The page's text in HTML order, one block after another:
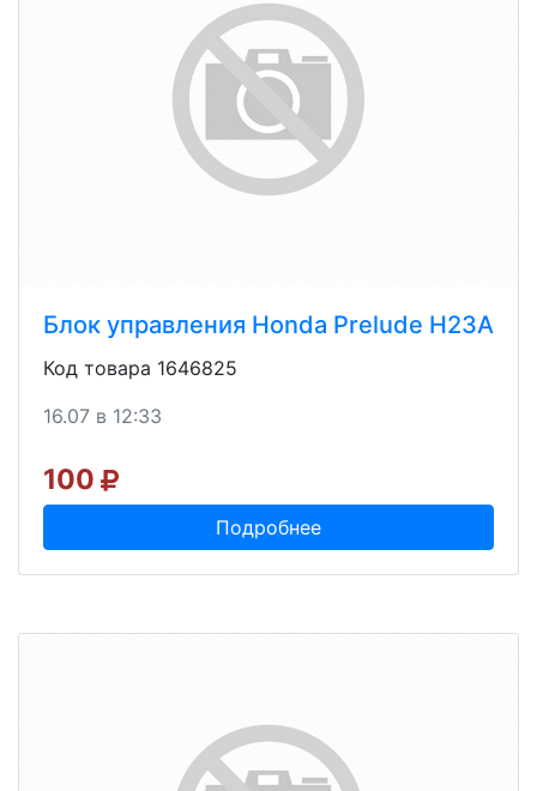
Блок управления Honda Prelude H23A
Код товара 1646825
16.07 в 12:33
100
Подробнее